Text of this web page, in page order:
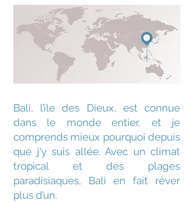
Bali, l’ile des Dieux, est connue
dans le monde entier, et je
comprends mieux pourquoi depuis
que j'y suis allée. Avec un climat
tropical et des plages
paradisiaques, Bali en fait rêver
plus d’un.